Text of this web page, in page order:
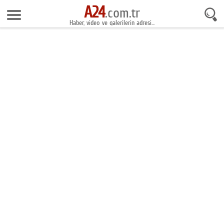
7 Ağustos 2026 19:09:03
Anasayfa
A24.com.tr
Haber, video ve galerilerin adresi...